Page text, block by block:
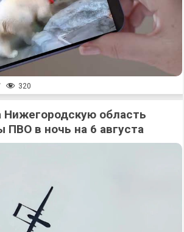
320
Нижегородскую область
ПВО в ночь на 6 августа